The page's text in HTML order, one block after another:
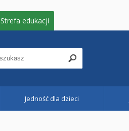
Strefa edukacji
Jedność dla dzieci